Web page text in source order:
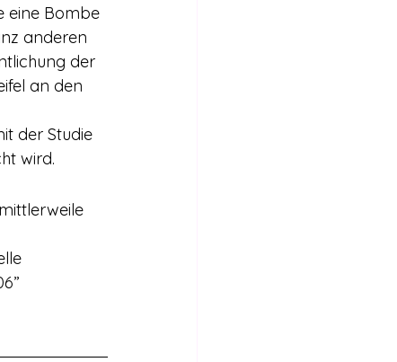
eine Bombe
anderen
der
an den
wird.